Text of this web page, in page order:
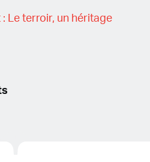
Le terroir, un héritage